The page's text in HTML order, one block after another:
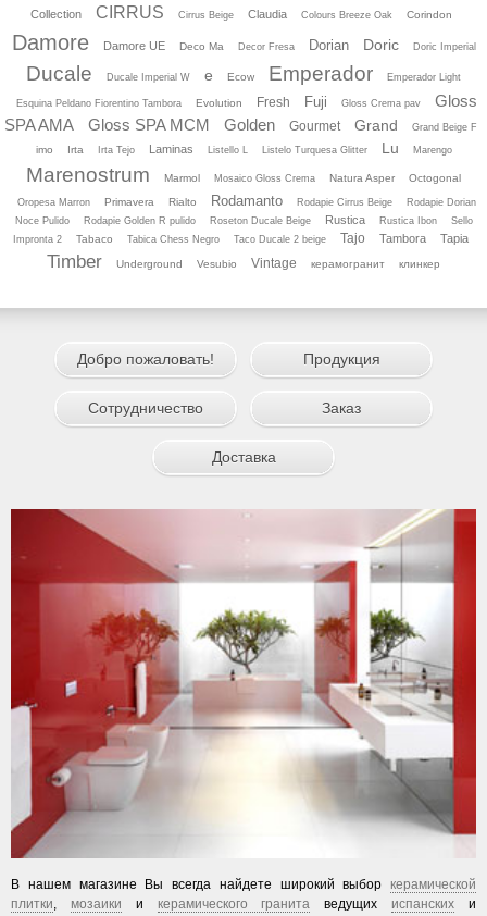
Collection
CIRRUS Cirrus Beige Claudia Colours Breeze Oak Corindon
Damore Damore UE Deco Ma Decor Fresa Dorian Doric Doric Imperial
Ducale Ducale Imperial W e Ecow Emperador Emperador Light
Esquina Peldano Fiorentino Tambora Evolution Fresh Fuji Gloss Crema pav
Gloss
SPA AMA
Gloss SPA MCM Golden Gourmet Grand Grand Beige F
imo Irta Irta Tejo Laminas Listello L Listelo Turquesa Glitter Lu Marengo
Marenostrum Marmol Mosaico Gloss Crema Natura Asper Octogonal
Oropesa Marron Primavera Rialto Rodamanto Rodapie Cirrus Beige
Rodapie Dorian
Noce Pulido
Rodapie Golden R pulido Roseton Ducale Beige Rustica Rustica Ibon
Sello
Impronta 2
Tabaco Tabica Chess Negro Taco Ducale 2 beige Tajo Tambora Tapia
Timber Underground Vesubio Vintage керамогранит клинкер
Добро пожаловать! Продукция
Сотрудничество Заказ
Доставка
В нашем магазине Вы всегда найдете широкий выбор керамической
плитки, мозаики и керамического гранита ведущих испанских и